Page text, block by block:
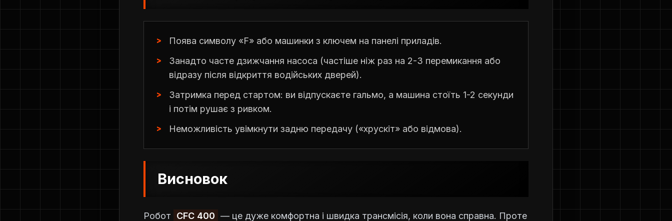
Поява символу «F» або машинки з ключем на панелі приладів.
Занадто часте дзижчання насоса (частіше ніж раз на 2-3 перемикання або
відразу після відкриття водійських дверей).
Затримка перед стартом: ви відпускаєте гальмо, а машина стоїть 1-2 секунди
і потім рушає з ривком.
Неможливість увімкнути задню передачу («хрускіт» або відмова).
Висновок
Робот CFC 400 — це дуже комфортна і швидка трансмісія, коли вона справна. Проте